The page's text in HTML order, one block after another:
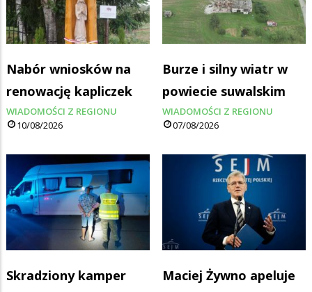
Nabór wniosków na
renowację kapliczek
WIADOMOŚCI Z REGIONU
10/08/2026
Burze i silny wiatr w
powiecie suwalskim
WIADOMOŚCI Z REGIONU
07/08/2026
Skradziony kamper
Maciej Żywno apeluje